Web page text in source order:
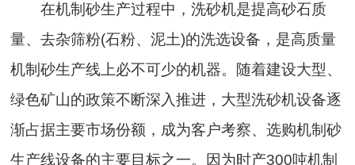
在机制砂生产过程中，洗砂机是提高砂石质
量、去杂筛粉(石粉、泥土)的洗选设备，是高质量
机制砂生产线上必不可少的机器。随着建设大型、
绿色矿山的政策不断深入推进，大型洗砂机设备逐
渐占据主要市场份额，成为客户考察、选购机制砂
生产线设备的主要目标之一。因为时产300吨机制